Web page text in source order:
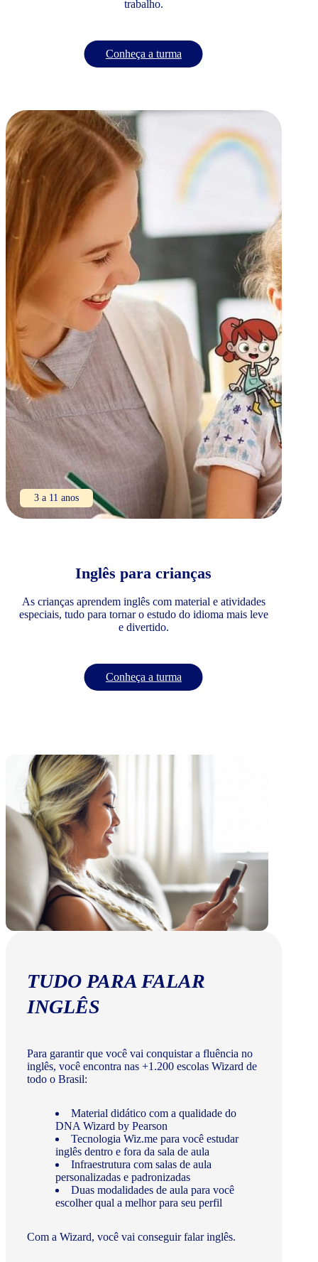
trabalho.
Conheça a turma
3 a 11 anos
Inglês para crianças
As crianças aprendem inglês com material e atividades
especiais, tudo para tornar o estudo do idioma mais leve
e divertido.
Conheça a turma
TUDO PARA FALAR
INGLÊS
Para garantir que você vai conquistar a fluência no
inglês, você encontra nas +1.200 escolas Wizard de
todo o Brasil:
Material didático com a qualidade do
DNA Wizard by Pearson
Tecnologia Wiz.me para você estudar
inglês dentro e fora da sala de aula
Infraestrutura com salas de aula
personalizadas e padronizadas
Duas modalidades de aula para você
escolher qual a melhor para seu perfil
Com a Wizard, você vai conseguir falar inglês.